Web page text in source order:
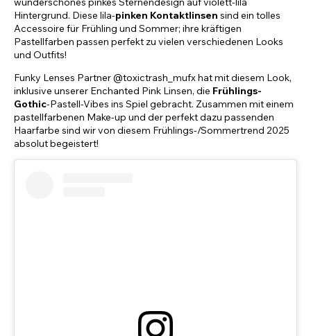
Hintergrund. Diese lila-pinken Kontaktlinsen sind ein tolles
Accessoire für Frühling und Sommer; ihre kräftigen
Pastellfarben passen perfekt zu vielen verschiedenen Looks
und Outfits!
Funky Lenses Partner @toxictrash_mufx hat mit diesem Look,
inklusive unserer Enchanted Pink Linsen, die Frühlings-
Gothic-Pastell-Vibes ins Spiel gebracht. Zusammen mit einem
pastellfarbenen Make-up und der perfekt dazu passenden
Haarfarbe sind wir von diesem Frühlings-/Sommertrend 2025
absolut begeistert!